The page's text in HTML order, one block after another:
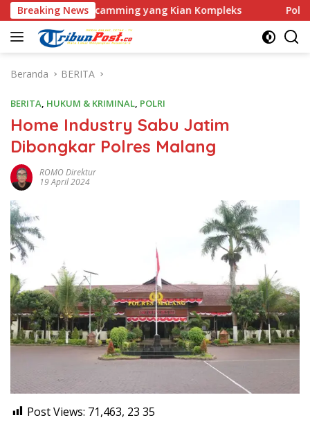
Langsung
ke
konten
Breaking News
Scamming yang Kian Kompleks Polri Kerahkan 372
Beranda BERITA
BERITA, HUKUM & KRIMINAL, POLRI
Home Industry Sabu Jatim
Dibongkar Polres Malang
ROMO Direktur
19 April 2024
Post Views: 71,463, 23 35